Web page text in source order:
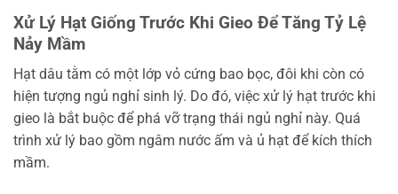
Xử Lý Hạt Giống Trước Khi Gieo Để Tăng Tỷ Lệ
Nảy Mầm
Hạt dâu tằm có một lớp vỏ cứng bao bọc, đôi khi còn có
hiện tượng ngủ nghỉ sinh lý. Do đó, việc xử lý hạt trước khi
gieo là bắt buộc để phá vỡ trạng thái ngủ nghỉ này. Quá
trình xử lý bao gồm ngâm nước ấm và ủ hạt để kích thích
mầm.